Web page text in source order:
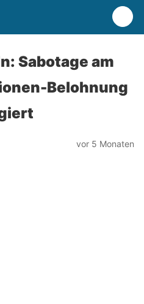
Sabotage am
Belohnung
vor 5 Monaten